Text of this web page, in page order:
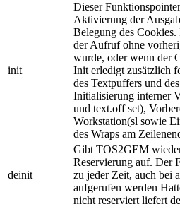
init
Dieser
Aktivierung der
Belegung des
der Aufruf ohne
wurde, oder wenn der
Init erledigt zusätzlich
des Textpuffers und
Initialisierung interner
und text.off set),
Workstation(sl sowie
des Wraps am
deinit
Gibt TOS2GEM
Reservierung auf. Der
zu jeder Zeit, auch bei
aufgerufen werden
nicht reserviert liefert